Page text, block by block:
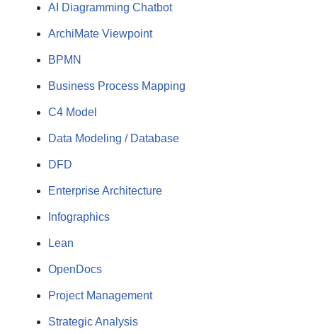
AI Diagramming Chatbot
ArchiMate Viewpoint
BPMN
Business Process Mapping
C4 Model
Data Modeling / Database
DFD
Enterprise Architecture
Infographics
Lean
OpenDocs
Project Management
Strategic Analysis